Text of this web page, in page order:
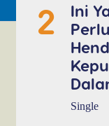
2
Ini
Single